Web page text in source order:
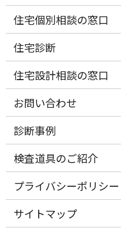
住宅個別相談の窓口
住宅診断
住宅設計相談の窓口
お問い合わせ
診断事例
検査道具のご紹介
プライバシーポリシー
サイトマップ